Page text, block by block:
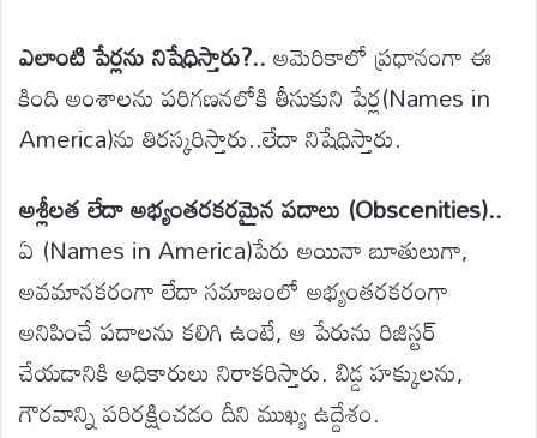
ఎలాంటి పేర్లను నిషేధిస్తారు?..అమెరికాలో ప్రధానంగా ఈ
కింది అంశాలను పరిగణనలోకి తీసుకుని పేర్ల(Names in
America)ను తిరస్కరిస్తారు..లేదా నిషేధిస్తారు.
అశ్లీలత లేదా అభ్యంతరకరమైన పదాలు (Obscenities)..
ఏ (Names in America)పేరు అయినా బూతులుగా,
అవమానకరంగా లేదా సమాజంలో అభ్యంతరకరంగా
అనిపించే పదాలను కలిగి ఉంటే, ఆ పేరును రిజిస్టర్
చేయడానికి అధికారులు నిరాకరిస్తారు. బిడ్డ హక్కులను,
గౌరవాన్ని పరిరక్షించడం దీని ముఖ్య ఉద్దేశం.